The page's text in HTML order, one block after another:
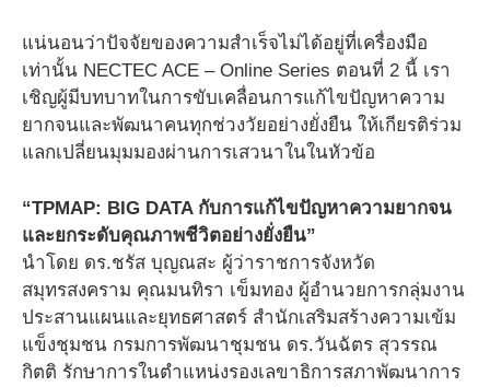
แน่นอนว่าปัจจัยของความสำเร็จไม่ได้อยู่ที่เครื่องมือ
เท่านั้น NECTEC ACE – Online Series ตอนที่ 2 นี้ เรา
เชิญผู้มีบทบาทในการขับเคลื่อนการแก้ไขปัญหาความ
ยากจนและพัฒนาคนทุกช่วงวัยอย่างยั่งยืน ให้เกียรติร่วม
แลกเปลี่ยนมุมมองผ่านการเสวนาในในหัวข้อ
“TPMAP: BIG DATA กับการแก้ไขปัญหาความยากจน
และยกระดับคุณภาพชีวิตอย่างยั่งยืน”
นำโดย ดร.ชรัส บุญณสะ ผู้ว่าราชการจังหวัด
สมุทรสงคราม คุณมนทิรา เข็มทอง ผู้อำนวยการกลุ่มงาน
ประสานแผนและยุทธศาสตร์ สำนักเสริมสร้างความเข้ม
แข็งชุมชน กรมการพัฒนาชุมชน ดร.วันฉัตร สุวรรณ
กิตติ รักษาการในตำแหน่งรองเลขาธิการสภาพัฒนาการ